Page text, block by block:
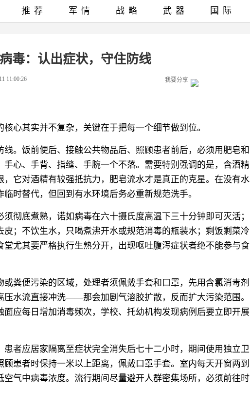
毒：认出症状，守住防线
11:00:26 我要分享
心其实并不复杂，关键在于把每一个细节做到位。
。饭前便后、接触公共物品后、照顾患者前后，必须用肥皂和
心、手背、指缝、手腕一个不落。需要特别强调的是，含酒精
，它对酒精有较强抵抗力，肥皂流水才是真正的克星。在没有水
时替代，但回到有水环境后务必重新规范洗手。
彻底煮熟，诺如病毒在六十摄氏度高温下三十分钟即可灭活；
；不饮生水，只喝煮沸开水或规范消毒的瓶装水；剩饭剩菜冷
尤其要严格执行生熟分开，出现呕吐腹泻症状者绝不能参与食
粪便污染的区域，处理者须佩戴手套和口罩，先用含氯消毒剂
压水流直接冲洗——那会加剧气溶胶扩散，反而扩大污染范围。
应每日增加消毒频次，学校、托幼机构发现病例后要立即开展
患者应居家隔离至症状完全消失后七十二小时，期间使用独立卫
患者时保持一米以上距离，佩戴口罩手套。室内每天开窗两到
气中病毒浓度。流行期间尽量避开人群密集场所，必须前往时
推荐 军情 战略 武器 国际